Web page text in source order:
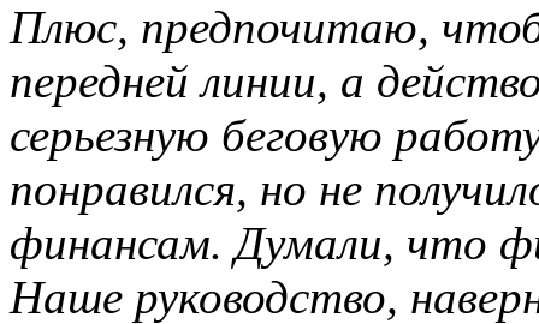
Плюс, предпочитаю,
передней линии, а
серьезную беговую
понравился, но не
финансам. Думали, что
Наше руководство,